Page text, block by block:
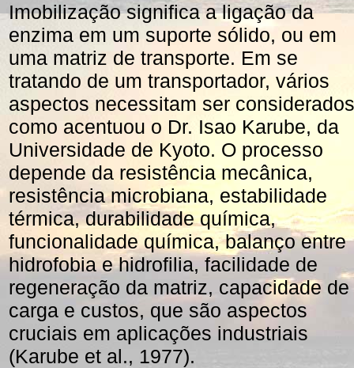
Imobilização significa a ligação da
enzima em um suporte sólido, ou em
uma matriz de transporte. Em se
tratando de um transportador, vários
aspectos necessitam ser
como acentuou o Dr. Isao Karube, da
Universidade de Kyoto. O processo
depende da resistência mecânica,
resistência microbiana, estabilidade
térmica, durabilidade química,
funcionalidade química, balanço entre
hidrofobia e hidrofilia, facilidade de
regeneração da matriz, capacidade de
carga e custos, que são aspectos
cruciais em aplicações industriais
(Karube et al., 1977).